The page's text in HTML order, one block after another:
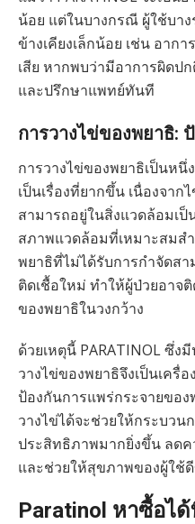
น้อย แต่ในบางกรณี ผู้ใช้บา
ข้างเคียงเล็กน้อย เช่น อาก
เสีย หากพบว่ามีอาการผิดป
และปรึกษาแพทย์ทันที
การวางไข่ของพยาธิ:
การวางไข่ของพยาธิเป็นห
เป็นเรื่องที่ยากขึ้น เนื่องจา
สามารถอยู่ในสิ่งแวดล้อมเ
สภาพแวดล้อมที่เหมาะสมส
พยาธิที่ไม่ได้รับการกำจัดส
ติดเชื้อใหม่ ทำให้ผู้ป่วยอาจ
ของพยาธิในวงกว้าง
ด้วยเหตุนี้ PARATINOL ซึ่
วางไข่ของพยาธิจึงเป็นเค
ป้องกันการแพร่กระจายขอ
วางไข่ได้จะช่วยให้กระบวน
ประสิทธิภาพมากยิ่งขึ้น ลดค
และช่วยให้สุขภาพของผู้ใช้
Paratinol หาซื้อไ